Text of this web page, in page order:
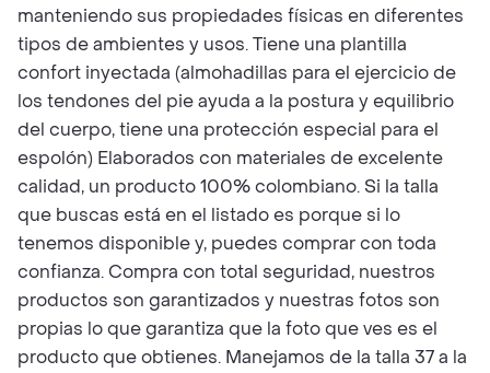
manteniendo sus propiedades físicas en diferentes
tipos de ambientes y usos. Tiene una plantilla
confort inyectada (almohadillas para el ejercicio de
los tendones del pie ayuda a la postura y equilibrio
del cuerpo, tiene una protección especial para el
espolón) Elaborados con materiales de excelente
calidad, un producto 100% colombiano. Si la talla
que buscas está en el listado es porque si lo
tenemos disponible y, puedes comprar con toda
confianza. Compra con total seguridad, nuestros
productos son garantizados y nuestras fotos son
propias lo que garantiza que la foto que ves es el
producto que obtienes. Manejamos de la talla 37 a la